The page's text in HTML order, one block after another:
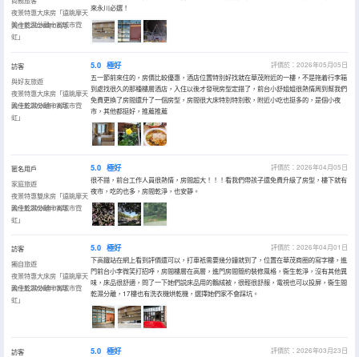
夜景特惠大床房「遠眺摩天
輪十乾濕分離十賞城市霓
虹」
入住於2026年06月
來永川必選！
訪客
與好友旅遊
夜景特惠大床房「遠眺摩天
輪十乾濕分離十賞城市霓
虹」
入住於2026年04月
5.0 極好
評價於：2026年05月05日
五一節前來住的，房價比較優惠，酒店位置特別好找就在華茂附近的一樓，不是拖着行李箱
到處找很久的那種樓層酒店，入住以後才發現房型定錯了，前台小舒姐姐很熱情周到幫我們
免費更換了房間還升了一個房型，房間很大床特別特別軟，附近小吃也挺多的，是個小夜
市，其他都挺好，推薦推薦
匿名用戶
家庭旅遊
夜景特惠雙床房「遠眺摩天
輪十乾濕分離十賞城市霓
虹」
入住於2026年04月
5.0 極好
評價於：2026年04月05日
很不錯，前台工作人員很熱情，房間超大！！！看我們帶孩子還免費升級了房型，樓下就有
夜市，吃的也多，房間乾淨，也安靜。
訪客
獨自旅遊
夜景特惠大床房「遠眺摩天
輪十乾濕分離十賞城市霓
虹」
入住於2026年03月
5.0 極好
評價於：2026年04月01日
下高鐵站在網上看到評價還可以，打車衹需要幾分鐘就到了，位置在華茂商圈的寫字樓，進
門前台小李微笑打招呼，房間樓層在高層，進門房間簡約裝修風格，衞生乾淨，沒有其他異
味，床品很舒適，問了一下她們説床品用的鵝絨被，很輕很舒服，電視也可以投屏，衞生間
乾濕分離，17樓也有洗衣機烘乾機，選擇她們家不會踩坑。
訪客
5.0 極好
評價於：2026年03月23日